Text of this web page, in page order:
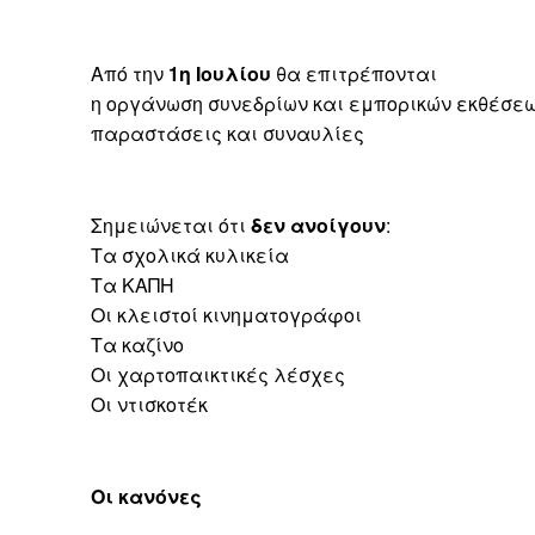
Από την 1η Ιουλίου θα επιτρέπονται
η οργάνωση συνεδρίων και εμπορικών
παραστάσεις και συναυλίες
Σημειώνεται ότι δεν ανοίγουν:
Τα σχολικά κυλικεία
Τα ΚΑΠΗ
Οι κλειστοί κινηματογράφοι
Τα καζίνο
Οι χαρτοπαικτικές λέσχες
Οι ντισκοτέκ
Οι κανόνες